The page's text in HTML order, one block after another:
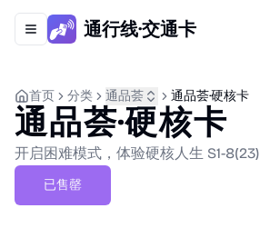
Toggle navigation menu
通行线·交通卡
首页 分类 通品荟 通品荟·硬核卡
通品荟·硬核卡
开启困难模式，体验硬核人生 S1-8(23)
已售罄